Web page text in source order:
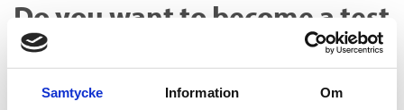
Samtycke Information Om
Do you want to become a test
passenger on the new route
79?